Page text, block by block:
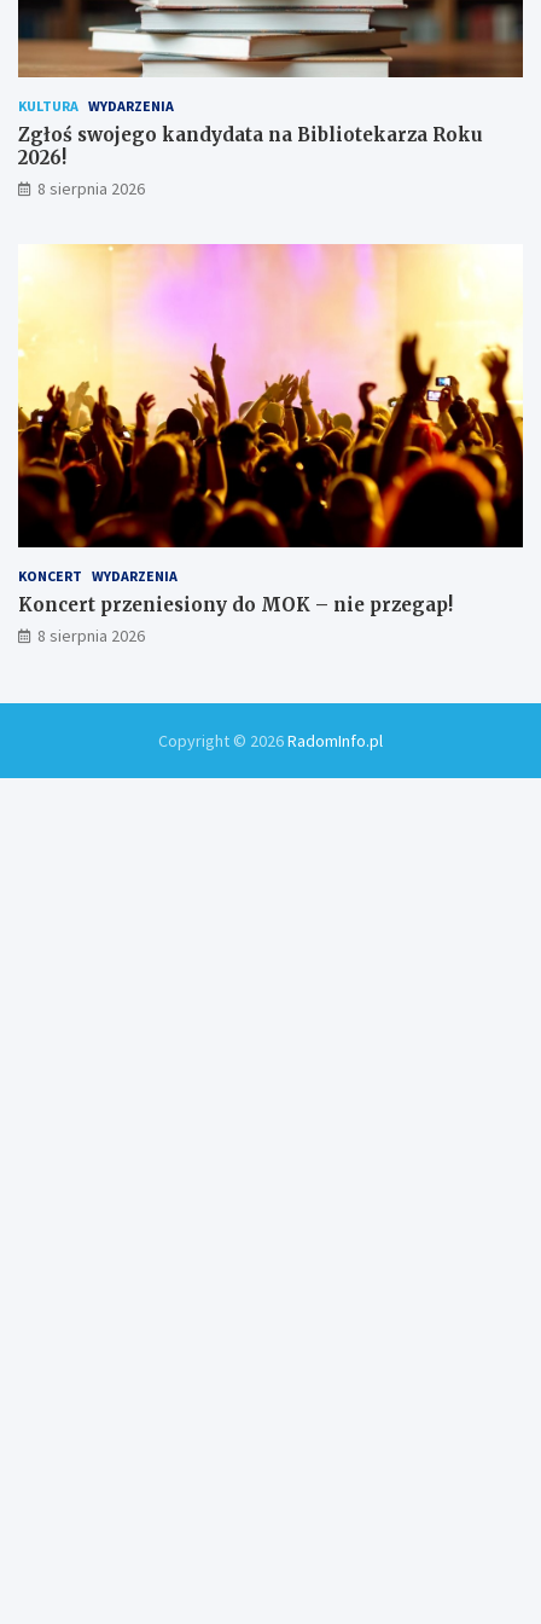
n
i
ó
w
KULTURA WYDARZENIA
Zgłoś swojego kandydata na Bibliotekarza Roku
2026!
8 sierpnia 2026
KONCERT WYDARZENIA
Koncert przeniesiony do MOK – nie przegap!
8 sierpnia 2026
Copyright © 2026RadomInfo.pl